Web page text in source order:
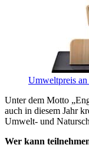
Umweltpreis
Unter dem Motto
auch in diesem Jahr
Umwelt- und
Wer kann